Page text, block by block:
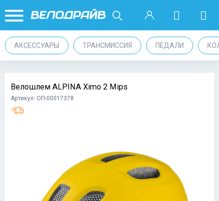
АКСЕССУАРЫ ТРАНСМИССИЯ ПЕДАЛИ
Велошлем ALPINA Ximo 2 Mips
Артикул: ОП-00017378